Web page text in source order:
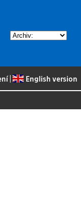
| English version